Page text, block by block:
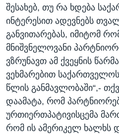
შესახებ, თუ რა ხდება
ინტერესით ადევნებს
განვითარებას, იმიტომ
მნიშვნელოვანი
ვზრუნავთ ამ ქვეყნის
ვეხმარებით
წლის განმავლობაში“,-
დაამატა, რომ
ურთიერთპატივისცემა
რომ ის ამერიკელ ხალხს